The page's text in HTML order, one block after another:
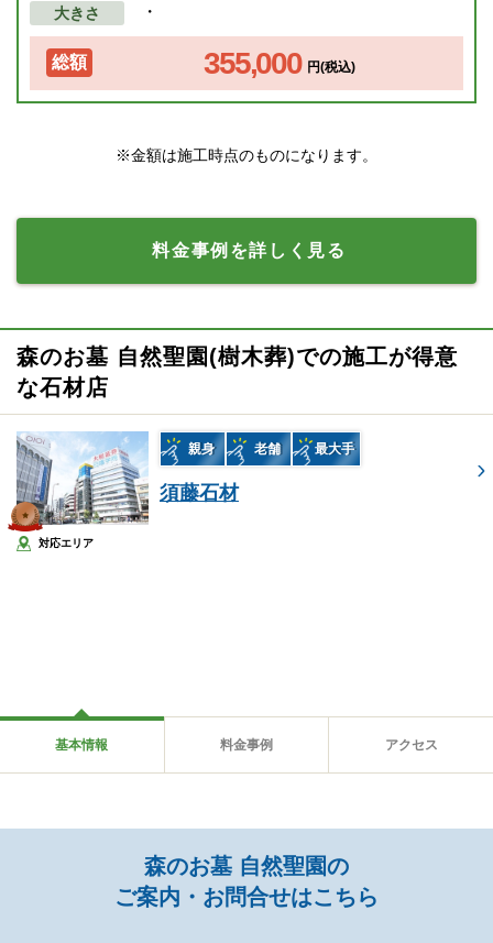
大きさ ・
総額 355,000 円(税込)
※金額は施工時点のものになります。
料金事例を詳しく見る
森のお墓 自然聖園(樹木葬)での施工が得意
な石材店
親身 老舗 最大手
須藤石材
対応エリア
基本情報 料金事例 アクセス
森のお墓 自然聖園の
ご案内・お問合せはこちら